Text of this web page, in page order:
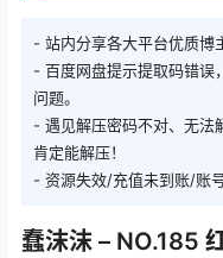
- 站内分享各大平台优质博
- 百度网盘提示提取码错误
问题。
- 遇见解压密码不对、无法
肯定能解压！
- 资源失效/充值未到账/账
蠢沫沫 – NO.185